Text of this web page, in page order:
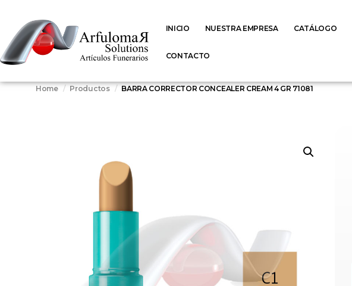
INICIO NUESTRA EMPRESA CATÁLOGO
CONTACTO
Home Productos BARRA CORRECTOR CONCEALER CREAM 4 GR 71081